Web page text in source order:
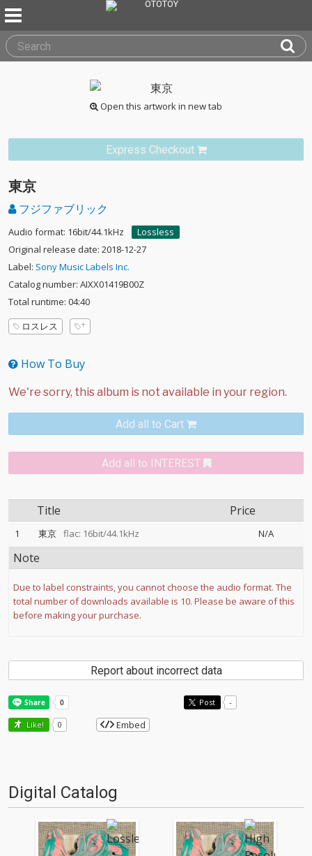
Open this artwork in new tab
Express Checkout
東京
フジファブリック
Audio format: 16bit/44.1kHz
Lossless
Original release date: 2018-12-27
Label: Sony Music Labels Inc.
Catalog number: AIXX01419B00Z
Total runtime: 04:40
ロスレス
How To Buy
Add all to Cart
Add all to INTEREST
Title Price
1 東京 flac: 16bit/44.1kHz N/A
Note
Due to label constraints, you cannot choose the audio format. The
total number of downloads available is 10. Please be aware of this
before making your purchase.
Report about incorrect data
Post -
Like! 0 Embed
Digital Catalog